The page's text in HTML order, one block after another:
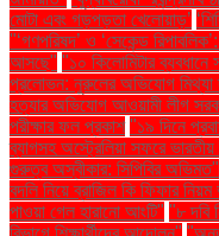
মোটা এবং গড়পড়তা খেলোয়াড়’
"‘গণপরিষদ’ ও ‘সেকেন্ড
আসছে" "১০ কিলোমিটার
প্রলোভন: নুরুলের অভিযোগ মিথ্যা
হত্যার অভিযোগ আওয়ামী লীগ
পরীক্ষার ফল প্রকাশ "১৯ দিনে
ব্যাগসহ অস্ট্রেলিয়া সফরে ভারতীয়
গুরুত্ব অস্বীকার: সিপিবির অভিমত"
বদলি নিয়ে ব্রাজিল কি ফিফার
পাওয়া গেল হারানো আংটি" "৮ দবি